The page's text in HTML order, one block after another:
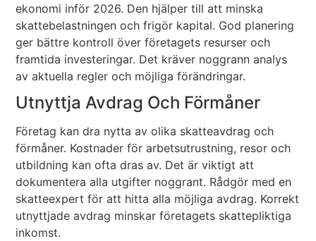
ekonomi inför 2026. Den hjälper till att minska
skattebelastningen och frigör kapital. God planering
ger bättre kontroll över företagets resurser och
framtida investeringar. Det kräver noggrann analys
av aktuella regler och möjliga förändringar.
Utnyttja Avdrag Och Förmåner
Företag kan dra nytta av olika skatteavdrag och
förmåner. Kostnader för arbetsutrustning, resor och
utbildning kan ofta dras av. Det är viktigt att
dokumentera alla utgifter noggrant. Rådgör med en
skatteexpert för att hitta alla möjliga avdrag. Korrekt
utnyttjade avdrag minskar företagets skattepliktiga
inkomst.